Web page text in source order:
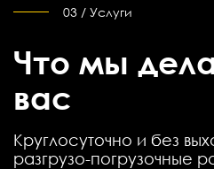
03 / Услуги
Что мы
вас
Круглосуточно и без
разгрузо-погрузочные